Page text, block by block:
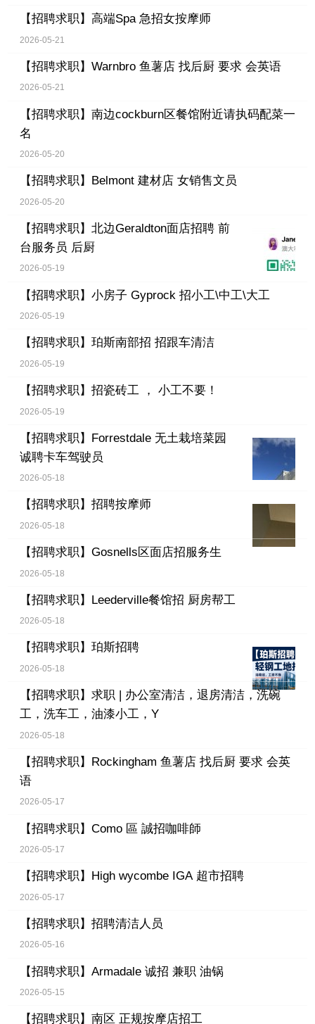
【招聘求职】 高端Spa 急招女按摩师
2026-05-21
【招聘求职】 Warnbro 鱼薯店 找后厨 要求 会英语
2026-05-21
【招聘求职】 南边cockburn区餐馆附近请执码配菜一
名
2026-05-20
【招聘求职】 Belmont 建材店 女销售文员
2026-05-20
【招聘求职】 北边Geraldton面店招聘 前
台服务员 后厨
2026-05-19
【招聘求职】 小房子 Gyprock 招小工\中工\大工
2026-05-19
【招聘求职】 珀斯南部招 招跟车清洁
2026-05-19
【招聘求职】 招瓷砖工 ， 小工不要！
2026-05-19
【招聘求职】 Forrestdale 无土栽培菜园
诚聘卡车驾驶员
2026-05-18
【招聘求职】 招聘按摩师
2026-05-18
【招聘求职】 Gosnells区面店招服务生
2026-05-18
【招聘求职】 Leederville餐馆招 厨房帮工
2026-05-18
【招聘求职】 珀斯招聘
2026-05-18
【招聘求职】 求职 | 办公室清洁，退房清洁，洗碗
工，洗车工，油漆小工，Y
2026-05-18
【招聘求职】 Rockingham 鱼薯店 找后厨 要求 会英
语
2026-05-17
【招聘求职】 Como 區 誠招咖啡師
2026-05-17
【招聘求职】 High wycombe IGA 超市招聘
2026-05-17
【招聘求职】 招聘清洁人员
2026-05-16
【招聘求职】 Armadale 诚招 兼职 油锅
2026-05-15
【招聘求职】 南区 正规按摩店招工